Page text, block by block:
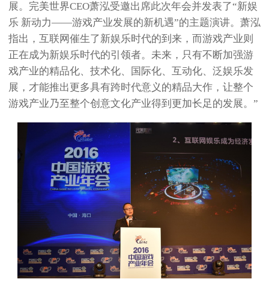
展。完美世界CEO萧泓受邀出席此次年会并发表了“新娱
乐 新动力——游戏产业发展的新机遇”的主题演讲。萧泓
指出，互联网催生了新娱乐时代的到来，而游戏产业则
正在成为新娱乐时代的引领者。未来，只有不断加强游
戏产业的精品化、技术化、国际化、互动化、泛娱乐发
展，才能推出更多具有跨时代意义的精品大作，让整个
游戏产业乃至整个创意文化产业得到更加长足的发展。”